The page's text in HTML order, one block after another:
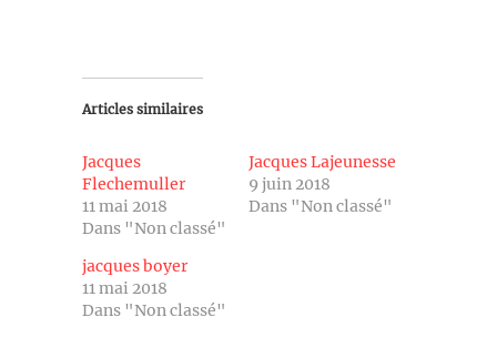
Articles similaires
Jacques
Flechemuller
11 mai 2018
Dans "Non classé"
Jacques Lajeunesse
9 juin 2018
Dans "Non classé"
jacques boyer
11 mai 2018
Dans "Non classé"